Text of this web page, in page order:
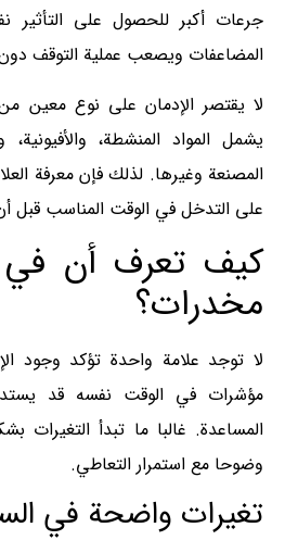
جرعات أكبر للحصول على
المضاعفات ويصعب عملية التوقف
لا يقتصر الإدمان على نوع معين
يشمل المواد المنشطة، والأفيونية،
المصنعة وغيرها. لذلك فإن معرفة
على التدخل في الوقت المناسب قبل
كيف تعرف أن
مخدرات؟
لا توجد علامة واحدة تؤكد وجود
مؤشرات في الوقت نفسه قد
المساعدة. غالبا ما تبدأ
وضوحا مع استمرار التعاطي.
تغيرات واضحة في